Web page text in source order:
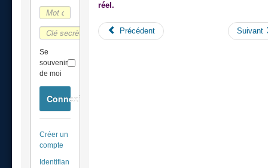
Se
souvenir
de moi
Connexion
Créer un
compte
Identifian
réel.
Précédent Suivant